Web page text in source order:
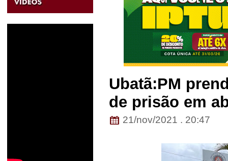
Ubatã:PM
de prisão em
21/nov/2021 . 20:47